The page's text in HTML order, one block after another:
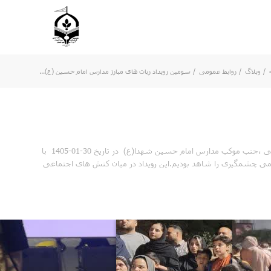
/ وبلاگ / روابط عمومی / سومین رویداد ربات های مبارز مدارس امام حسین (ع)...
سومین رویداد رباتیک و اینترنت اشیاء موسسه امام حسین(ع) خراسان جنوبی با رویکرد رقابت ربات های مبارز در میدان امام خامنه ای محل تجمعات مردمی ،جنب موکب مدارس امام حسین شهدا(ع) در تاریخ 30-01-1405 با
مردمی چشمگیری را شاهد بودیم.این رویداد در میان کنش های اجتماعی